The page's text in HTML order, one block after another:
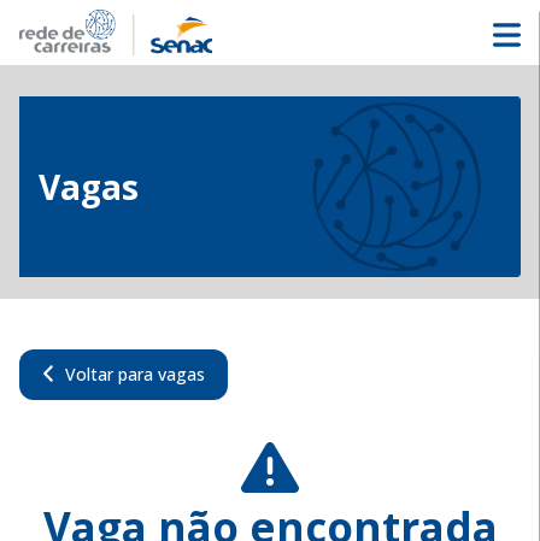
Vagas
Voltar para vagas
Vaga não encontrada